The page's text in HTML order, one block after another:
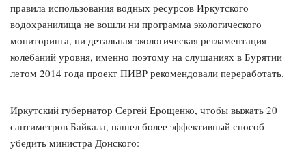
правила использования водных ресурсов Иркутского
водохранилища не вошли ни программа экологического
мониторинга, ни детальная экологическая регламентация
колебаний уровня, именно поэтому на слушаниях в Бурятии
летом 2014 года проект ПИВР рекомендовали переработать.
Иркутский губернатор Сергей Ерощенко, чтобы выжать 20
сантиметров Байкала, нашел более эффективный способ
убедить министра Донского: